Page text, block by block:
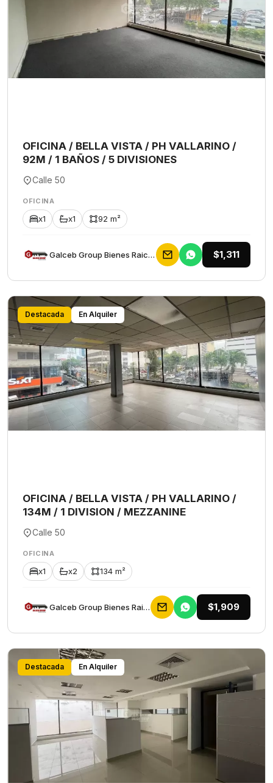
OFICINA / BELLA VISTA / PH VALLARINO /
92M / 1 BAÑOS / 5 DIVISIONES
Calle 50
OFICINA
x1 x1 92 m²
Galceb Group Bienes Raices $1,311
Destacada En Alquiler
OFICINA / BELLA VISTA / PH VALLARINO /
134M / 1 DIVISION / MEZZANINE
Calle 50
OFICINA
x1 x2 134 m²
Galceb Group Bienes Raices $1,909
Destacada En Alquiler